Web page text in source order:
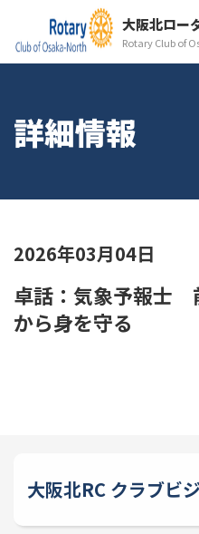
大阪北ロー
Rotary Club of
詳細情報
2026年03月04日
卓話：気象予報士
から身を守る
大阪北RC クラブビ